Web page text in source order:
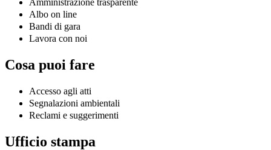
Amministrazione trasparente
Albo on line
Bandi di gara
Lavora con noi
Cosa puoi fare
Accesso agli atti
Segnalazioni ambientali
Reclami e suggerimenti
Ufficio stampa